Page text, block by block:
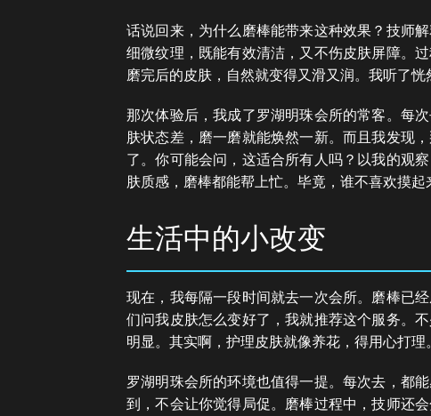
话说回来，为什么磨棒能带来这种效果？技师
细微纹理，既能有效清洁，又不伤皮肤屏障。
磨完后的皮肤，自然就变得又滑又润。我听了
那次体验后，我成了罗湖明珠会所的常客。每
肤状态差，磨一磨就能焕然一新。而且我发现
了。你可能会问，这适合所有人吗？以我的观
肤质感，磨棒都能帮上忙。毕竟，谁不喜欢摸起
生活中的小改变
现在，我每隔一段时间就去一次会所。磨棒已
们问我皮肤怎么变好了，我就推荐这个服务。
明显。其实啊，护理皮肤就像养花，得用心打
罗湖明珠会所的环境也值得一提。每次去，都
到，不会让你觉得局促。磨棒过程中，技师还